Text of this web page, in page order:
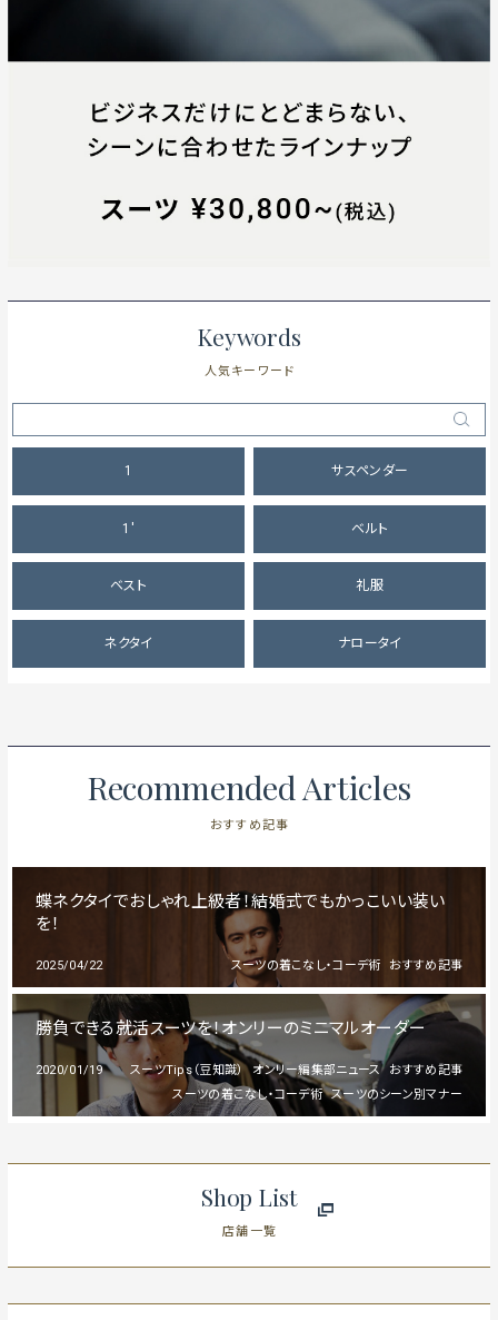
Keywords
人気キーワード
1 サスペンダー
1' ベルト
ベスト 礼服
ネクタイ ナロータイ
Recommended Articles
おすすめ記事
蝶ネクタイでおしゃれ上級者！結婚式でもかっこいい装い
を！
2025/04/22 おすすめ記事
スーツの着こなし・コーデ術
勝負できる就活スーツを！オンリーのミニマルオーダー
2020/01/19 おすすめ記事
オンリー編集部ニュース
スーツTips（豆知識）
スーツのシーン別マナー
スーツの着こなし・コーデ術
Shop List
店舗一覧